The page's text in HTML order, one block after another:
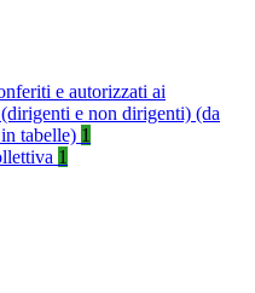
e autorizzati ai
e non dirigenti) (da
tabelle) 1
1